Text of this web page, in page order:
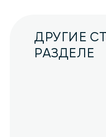
ДРУГИЕ
РАЗДЕЛЕ